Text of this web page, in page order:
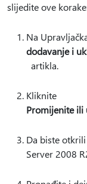
slijedite ove
Na
dodavanje i
artikla.
Kliknite
Promijenite ili
Da biste
Server 2008